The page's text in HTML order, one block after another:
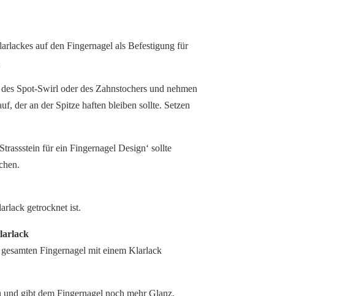
auf den Fingernagel als Befestigung für
Spot-Swirl oder des Zahnstochers und nehmen
der an der Spitze haften bleiben sollte. Setzen
für ein Fingernagel Design‘ sollte
getrocknet ist.
Fingernagel mit einem Klarlack
gibt dem Fingernagel noch mehr Glanz.